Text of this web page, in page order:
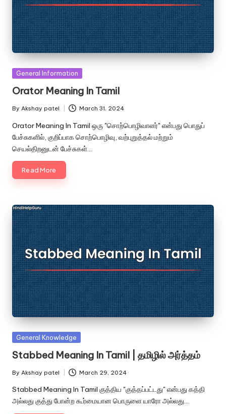
Posted
General Information
Orator Meaning In Tamil
Posted
by
By Akshay patel March 31, 2024
Orator Meaning In Tamil ஒரு "சொற்பொழிவாளர்" என்பது பொதுப்
பேச்சுகளில், குறிப்பாக சொற்பொழிவு, வற்புறுத்தல் மற்றும்
செயல்திறனுடன் பேச்சுகள்…
Read More
Posted
General Knowledge
Stabbed Meaning In Tamil | தமிழில் அர்த்தம்
Posted
by
By Akshay patel March 29, 2024
Stabbed Meaning In Tamil குத்திய "குத்தப்பட்டது" என்பது கத்தி
அல்லது குத்து போன்ற கூர்மையான பொருளை யாரோ அல்லது…